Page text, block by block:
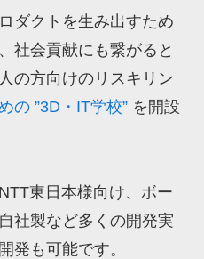
ダクトを生み出すため
社会貢献にも繋がると
の方向けのリスキリン
の ”3D・IT学校”を開設
東日本様向け、ボー
社製など多くの開発実
発も可能です。